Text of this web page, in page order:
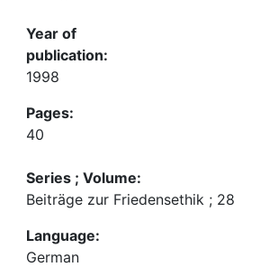
Year of
publication:
1998
Pages:
40
Series ; Volume:
Beiträge zur Friedensethik ; 28
Language:
German